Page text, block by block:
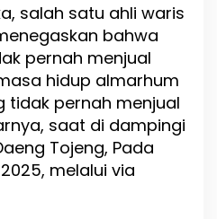
salah satu ahli waris
bahwa
pernah menjual
hidup almarhum
tidak pernah menjual
saat di dampingi
Tojeng, Pada
melalui via